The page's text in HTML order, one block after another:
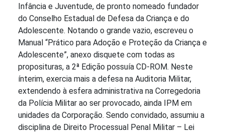
Infância e Juventude, de pronto nomeado fundador
do Conselho Estadual de Defesa da Criança e do
Adolescente. Notando o grande vazio, escreveu o
Manual “Prático para Adoção e Proteção da Criança e
Adolescente”, anexo disquete com todas as
proposituras, a 2ª Edição possuía CD-ROM. Neste
ínterim, exercia mais a defesa na Auditoria Militar,
extendendo à esfera administrativa na Corregedoria
da Polícia Militar ao ser provocado, ainda IPM em
unidades da Corporação. Sendo convidado, assumiu a
disciplina de Direito Processual Penal Militar – Lei